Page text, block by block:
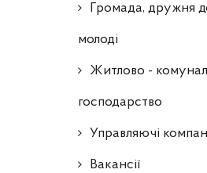
Громада, дружня
молоді
Житлово -
господарство
Управляючі
Ваканcії